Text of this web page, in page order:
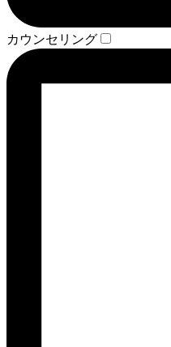
カウンセリング